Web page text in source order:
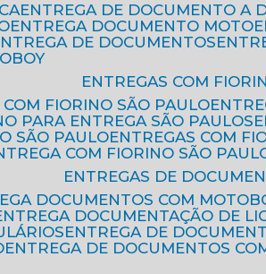
ENTREGA DE DOCUMENTO A
ENTREGA DOCUMENTO MOTO
DE DOCUMENTOS
ENTREGAS COM
COM FIORINO SÃO PAULO
PARA ENTREGA SÃO PAULO
SÃO PAULO
ENTREGAS COM
COM FIORINO SÃO
ENTREGAS DE
DOCUMENTOS COM
ENTREGA DOCUMENTAÇÃO DE
ENTREGA DE
ENTREGA DE DOCUMENTOS